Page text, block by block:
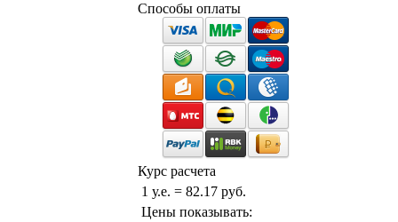
Способы оплаты
Курс расчета
1 у.е. = 82.17 руб.
Цены показывать: